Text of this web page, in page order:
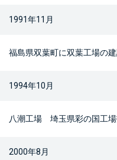
1991年11月
福島県双葉町に双葉工場の
1994年10月
八潮工場 埼玉県彩の国工場
2000年8月